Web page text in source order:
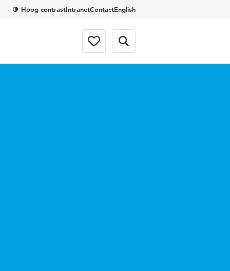
Hoog contrastIntranetContactEnglish